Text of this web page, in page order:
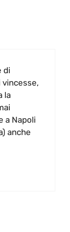
di
vincesse,
la
a Napoli
anche